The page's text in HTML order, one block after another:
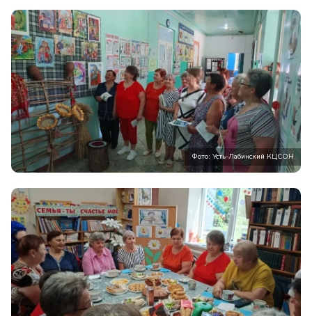
Фото: Усть-Лабинский КЦСОН